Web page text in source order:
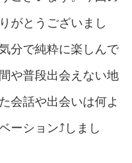
がとうございまし
分で純粋に楽しんで
や普段出会えない地
会話や出会いは何よ
ーション⤴️しまし